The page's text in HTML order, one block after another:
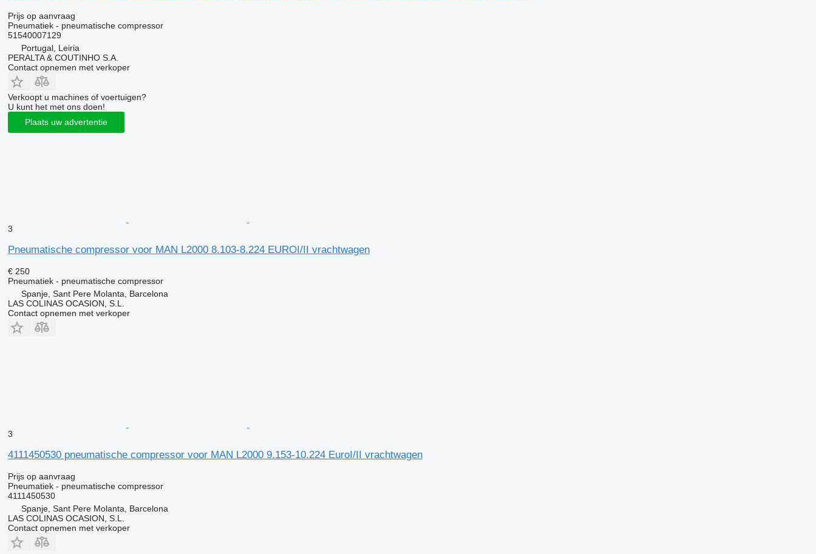
Prijs op aanvraag
Pneumatiek - pneumatische compressor
51540007129
Portugal, Leiria
PERALTA & COUTINHO S.A.
Contact opnemen met verkoper
Verkoopt u machines of voertuigen?
U kunt het met ons doen!
Plaats uw advertentie
3
Pneumatische compressor voor MAN L2000 8.103-8.224 EUROI/II vrachtwagen
€ 250
Pneumatiek - pneumatische compressor
Spanje, Sant Pere Molanta, Barcelona
LAS COLINAS OCASION, S.L.
Contact opnemen met verkoper
3
4111450530 pneumatische compressor voor MAN L2000 9.153-10.224 EuroI/II vrachtwagen
Prijs op aanvraag
Pneumatiek - pneumatische compressor
4111450530
Spanje, Sant Pere Molanta, Barcelona
LAS COLINAS OCASION, S.L.
Contact opnemen met verkoper